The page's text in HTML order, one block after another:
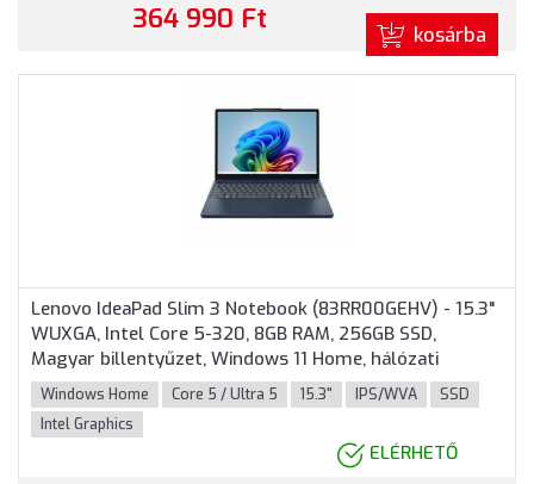
364 990 Ft kosárba
Lenovo IdeaPad Slim 3 Notebook (83RR00GEHV) - 15.3"
WUXGA, Intel Core 5-320, 8GB RAM, 256GB SSD,
Magyar billentyűzet, Windows 11 Home, hálózati
adapter nélkül, 3 év garancia, Kék színben
Windows Home Core 5 / Ultra 5 15.3" IPS/WVA
SSD
Intel Graphics
ELÉRHETŐ